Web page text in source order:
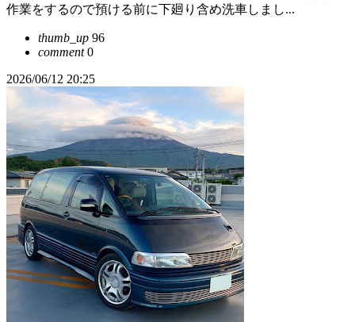
作業をするので預ける前に下廻り含め洗車しまし...
thumb_up 96
comment0
2026/06/12 20:25